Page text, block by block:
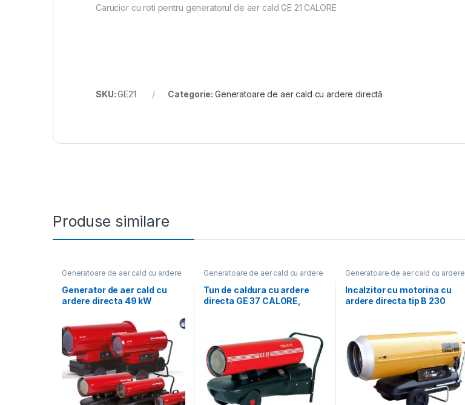
Carucior cu roti pentru generatorul de aer cald GE 21 CALORE
SKU:GE21 Categorie: Generatoare de aer cald cu ardere directă
Produse similare
Generatoare de aer cald cu ardere
Generator de aer cald cu
ardere directa 49 kW
Generatoare de aer cald cu ardere
Tun de caldura cu ardere
directa GE 37 CALORE,
Generatoare de aer cald cu ardere
Incalzitor cu motorina cu
ardere directa tip B 230